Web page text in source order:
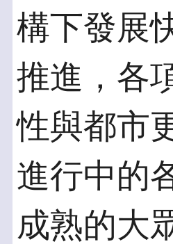
構下發展
推進，各
性與都市
進行中的
成熟的大